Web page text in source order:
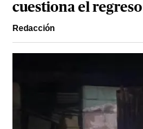
cuestiona el regreso
Redacción